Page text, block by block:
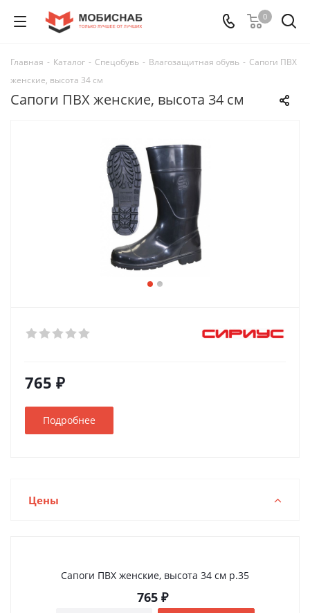
0
Главная - Каталог - Спецобувь - Влагозащитная обувь - Сапоги ПВХ
женские, высота 34 см
Сапоги ПВХ женские, высота 34 см
765 ₽
Подробнее
Цены
Сапоги ПВХ женские, высота 34 см р.35
765 ₽